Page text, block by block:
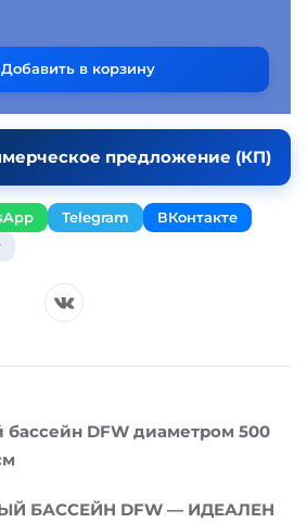
Добавить в корзину
предложение (КП)
Telegram
ВКонтакте
бассейн DFW диаметром 500
БАССЕЙН DFW — ИДЕАЛЕН